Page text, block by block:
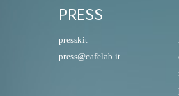
PRESS
presskit
press@cafelab.it